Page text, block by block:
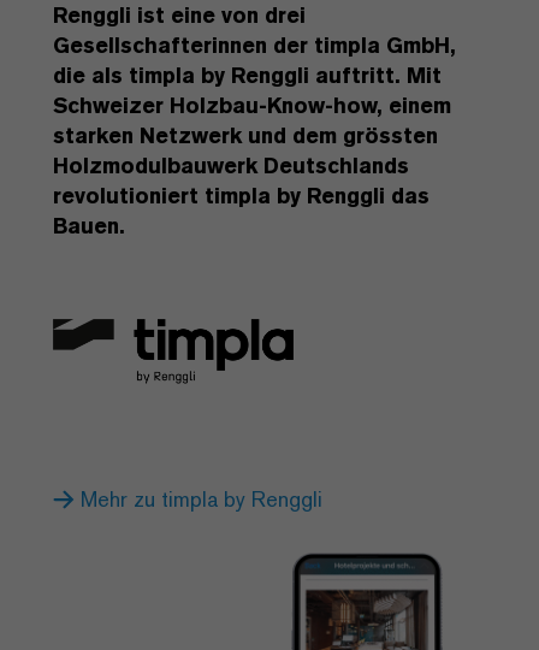
Renggli ist eine von drei
Gesellschafterinnen der timpla GmbH,
die als timpla by Renggli auftritt. Mit
Schweizer Holzbau-Know-how, einem
starken Netzwerk und dem grössten
Holzmodulbauwerk Deutschlands
revolutioniert timpla by Renggli das
Bauen.
Mehr zu timpla by Renggli